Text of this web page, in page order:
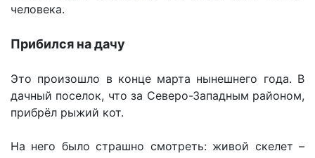
человека.
Прибился на дачу
Это произошло в конце марта нынешнего года. В
дачный поселок, что за Северо-Западным районом,
прибрёл рыжий кот.
На него было страшно смотреть: живой скелет –